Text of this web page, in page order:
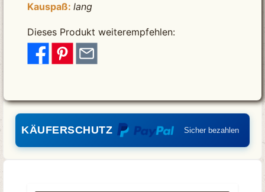
Kauspaß: lang
Dieses Produkt weiterempfehlen:
KÄUFERSCHUTZ Sicher bezahlen